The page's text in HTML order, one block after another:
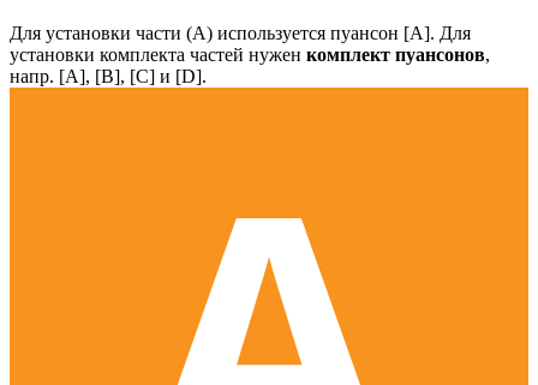
Для установки части (А) используется пуансон [А]. Для
установки комплекта частей нужен комплект пуансонов,
напр. [А], [B], [С] и [D].